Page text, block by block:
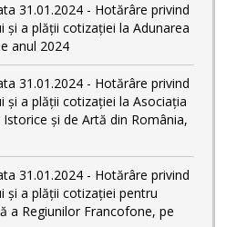
31.01.2024 - Hotărâre privind
și a plății cotizației la Adunarea
anul 2024
31.01.2024 - Hotărâre privind
și a plății cotizației la Asociația
și de Artă din România,
31.01.2024 - Hotărâre privind
și a plății cotizației pentru
a Regiunilor Francofone, pe